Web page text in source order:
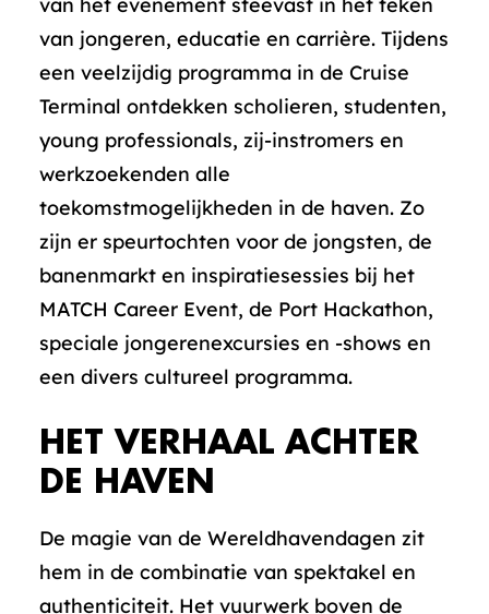
van jongeren, educatie en carrière. Tijdens
een veelzijdig programma in de Cruise
Terminal ontdekken scholieren, studenten,
young professionals, zij-instromers en
werkzoekenden alle
toekomstmogelijkheden in de haven. Zo
zijn er speurtochten voor de jongsten, de
banenmarkt en inspiratiesessies bij het
MATCH Career Event, de Port Hackathon,
speciale jongerenexcursies en -shows en
een divers cultureel programma.
HET VERHAAL ACHTER
DE HAVEN
De magie van de Wereldhavendagen zit
hem in de combinatie van spektakel en
authenticiteit. Het vuurwerk boven de